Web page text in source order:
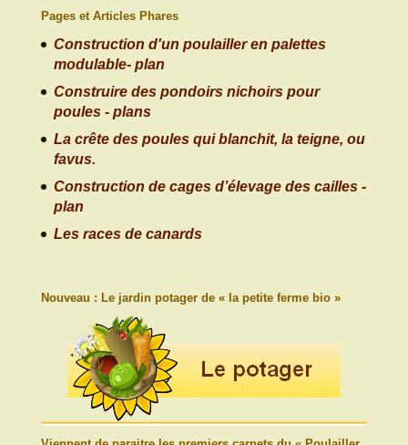
Pages et Articles Phares
Construction d'un poulailler en palettes
modulable- plan
Construire des pondoirs nichoirs pour
poules - plans
La crête des poules qui blanchit, la teigne, ou
favus.
Construction de cages d’élevage des cailles -
plan
Les races de canards
Nouveau : Le jardin potager de « la petite ferme bio »